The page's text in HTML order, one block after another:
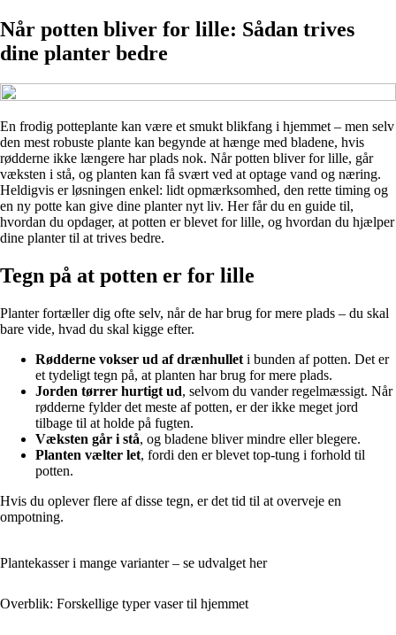
Når potten bliver for lille: Sådan trives
dine planter bedre
En frodig potteplante kan være et smukt blikfang i hjemmet – men selv
den mest robuste plante kan begynde at hænge med bladene, hvis
rødderne ikke længere har plads nok. Når potten bliver for lille, går
væksten i stå, og planten kan få svært ved at optage vand og næring.
Heldigvis er løsningen enkel: lidt opmærksomhed, den rette timing og
en ny potte kan give dine planter nyt liv. Her får du en guide til,
hvordan du opdager, at potten er blevet for lille, og hvordan du hjælper
dine planter til at trives bedre.
Tegn på at potten er for lille
Planter fortæller dig ofte selv, når de har brug for mere plads – du skal
bare vide, hvad du skal kigge efter.
Rødderne vokser ud af drænhullet i bunden af potten. Det er
et tydeligt tegn på, at planten har brug for mere plads.
Jorden tørrer hurtigt ud, selvom du vander regelmæssigt. Når
rødderne fylder det meste af potten, er der ikke meget jord
tilbage til at holde på fugten.
Væksten går i stå, og bladene bliver mindre eller blegere.
Planten vælter let, fordi den er blevet top-tung i forhold til
potten.
Hvis du oplever flere af disse tegn, er det tid til at overveje en
ompotning.
Plantekasser i mange varianter – se udvalget her
Overblik: Forskellige typer vaser til hjemmet